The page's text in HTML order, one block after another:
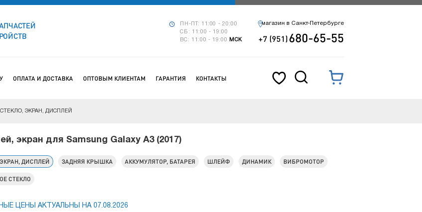
ПН-ПТ: 11:00 - 20:00
СБ: 11:00 - 19:00
ВС: 11:00 - 19:00
МСК
магазин в Санкт-Петербурге
+7 (951)680-65-55
ОПЛАТА И ДОСТАВКА ОПТОВЫМ КЛИЕНТАМ ГАРАНТИЯ КОНТАКТЫ
СТЕКЛО, ЭКРАН, ДИСПЛЕЙ
экран для Samsung Galaxy A3 (2017)
ДИСПЛЕЙ ЗАДНЯЯ КРЫШКА АККУМУЛЯТОР, БАТАРЕЯ ШЛЕЙФ ДИНАМИК ВИБРОМОТОР
СТЕКЛО
ЦЕНЫ АКТУАЛЬНЫ НА 07.08.2026